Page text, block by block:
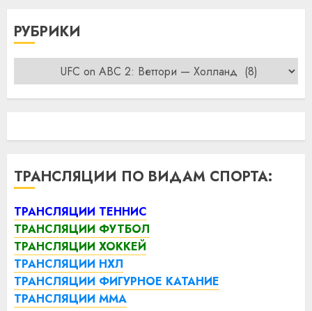
РУБРИКИ
ТРАНСЛЯЦИИ ПО ВИДАМ СПОРТА:
ТРАНСЛЯЦИИ ТЕННИС
ТРАНСЛЯЦИИ ФУТБОЛ
ТРАНСЛЯЦИИ ХОККЕЙ
ТРАНСЛЯЦИИ НХЛ
ТРАНСЛЯЦИИ ФИГУРНОЕ КАТАНИЕ
ТРАНСЛЯЦИИ ММА